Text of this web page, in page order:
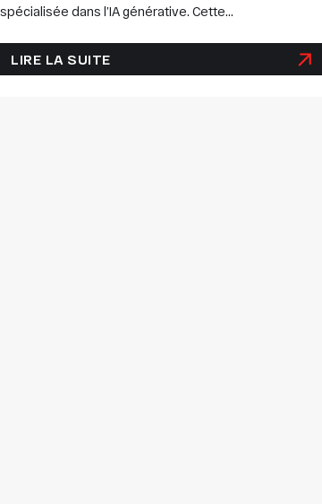
spécialisée dans l’IA générative. Cette...
LIRE LA SUITE